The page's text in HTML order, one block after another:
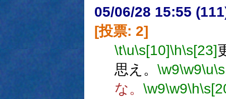
05/06/28 15:55
[投票: 2]
\t\u\s[10]\h\s[23]
思え。 \w9\w9\u
な。 \w9\w9\h